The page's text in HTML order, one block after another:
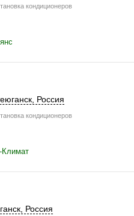
кондиционеров
Россия
кондиционеров
Климат
Россия